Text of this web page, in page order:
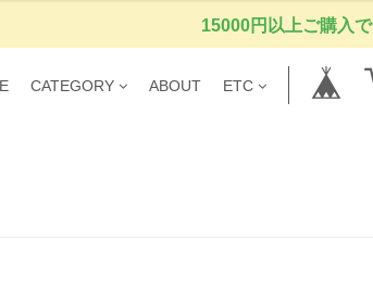
15000円以上ご購入で
CATEGORY ABOUT ETC